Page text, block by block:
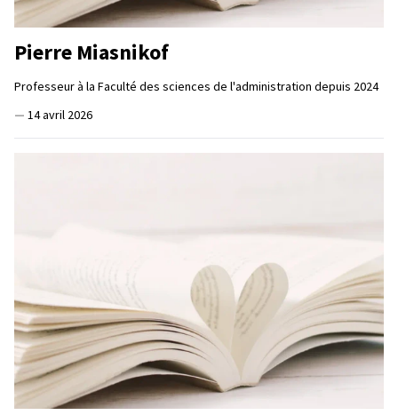
Pierre Miasnikof
Professeur à la Faculté des sciences de l'administration depuis 2024
— 14 avril 2026